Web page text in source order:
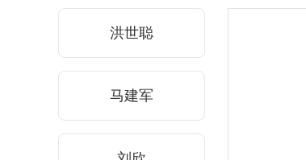
洪世聪
马建军